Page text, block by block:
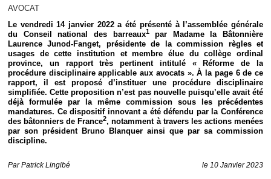
IT
AVOCAT
Le vendredi 14 janvier 2022 a été présenté à l’assemblée générale
du Conseil national des barreaux1par Madame la Bâtonnière
Laurence Junod-Fanget, présidente de la commission règles et
usages de cette institution et membre élue du collège ordinal
province, un rapport très pertinent intitulé « Réforme de la
procédure disciplinaire applicable aux avocats ». À la page 6 de ce
rapport, il est proposé d’instituer une procédure disciplinaire
simplifiée. Cette proposition n’est pas nouvelle puisqu’elle avait été
déjà formulée par la même commission sous les précédentes
mandatures. Ce dispositif innovant a été défendu par la Conférence
des bâtonniers de France2, notamment à travers les actions menées
par son président Bruno Blanquer ainsi que par sa commission
discipline.
ParPatrick Lingibé le 10 Janvier 2023